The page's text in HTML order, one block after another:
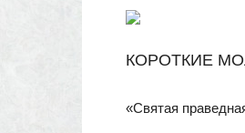
КОРОТКИЕ
«Святая